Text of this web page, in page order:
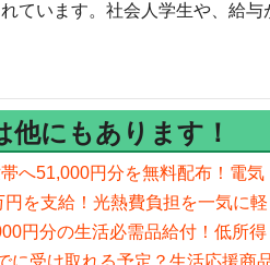
ています。社会人学生や、給
他にもあります！
帯へ51,000円分を無料配布！電
円を支給！光熱費負担を一気に
円分の生活必需品給付！低所